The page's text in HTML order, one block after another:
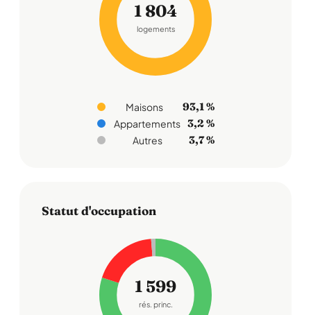
1 804
logements
Maisons 93,1 %
Appartements 3,2 %
Autres 3,7 %
Statut d'occupation
1 599
rés. princ.